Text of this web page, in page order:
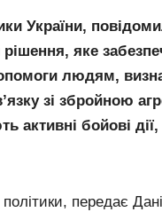
України,
яке
людям,
зі збройною
активні бойові
передає